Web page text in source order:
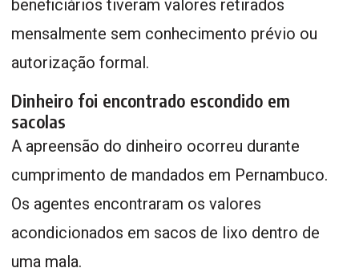
beneficiários tiveram valores retirados
mensalmente sem conhecimento prévio ou
autorização formal.
Dinheiro foi encontrado escondido em
sacolas
A apreensão do dinheiro ocorreu durante
cumprimento de mandados em Pernambuco.
Os agentes encontraram os valores
acondicionados em sacos de lixo dentro de
uma mala.